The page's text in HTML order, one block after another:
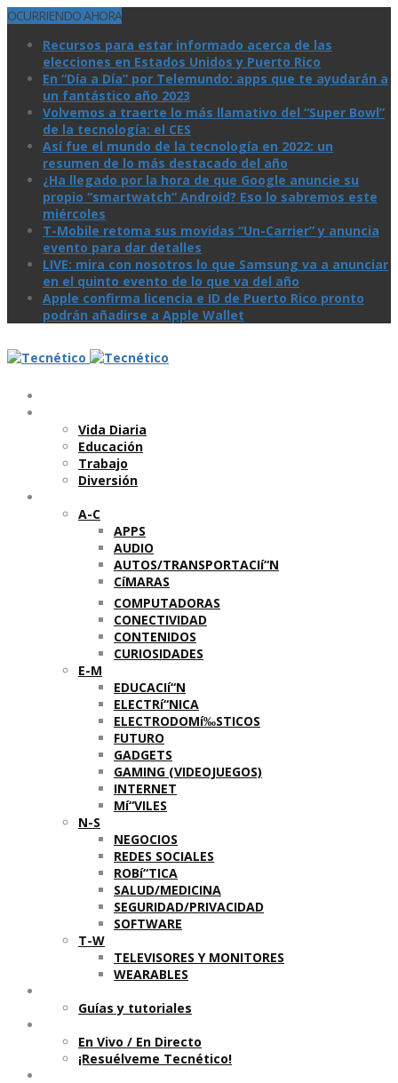
OCURRIENDO AHORA
Recursos para estar informado acerca de las
elecciones en Estados Unidos y Puerto Rico
En “Día a Día” por Telemundo: apps que te ayudarán a
un fantástico año 2023
Volvemos a traerte lo más llamativo del “Super Bowl”
de la tecnologí­a: el CES
Así­ fue el mundo de la tecnologí­a en 2022: un
resumen de lo más destacado del año
¿Ha llegado por la hora de que Google anuncie su
propio “smartwatch” Android? Eso lo sabremos este
miércoles
T-Mobile retoma sus movidas “Un-Carrier” y anuncia
evento para dar detalles
LIVE: mira con nosotros lo que Samsung va a anunciar
en el quinto evento de lo que va del año
Apple confirma licencia e ID de Puerto Rico pronto
podrán añadirse a Apple Wallet
Vida Diaria
Educación
Trabajo
Diversión
A-C
APPS
AUDIO
AUTOS/TRANSPORTACIí“N
CíMARAS
COMPUTADORAS
CONECTIVIDAD
CONTENIDOS
CURIOSIDADES
E-M
EDUCACIí“N
ELECTRí“NICA
ELECTRODOMí‰STICOS
FUTURO
GADGETS
GAMING (VIDEOJUEGOS)
INTERNET
Mí“VILES
N-S
NEGOCIOS
REDES SOCIALES
ROBí“TICA
SALUD/MEDICINA
SEGURIDAD/PRIVACIDAD
SOFTWARE
T-W
TELEVISORES Y MONITORES
WEARABLES
Guí­as y tutoriales
En Vivo / En Directo
¡Resuélveme Tecnético!